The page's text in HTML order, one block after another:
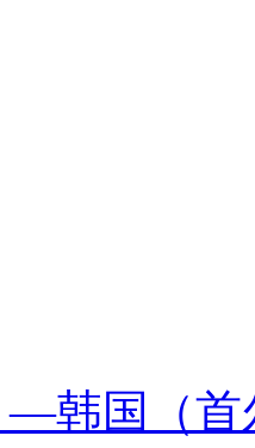
—韩国（首